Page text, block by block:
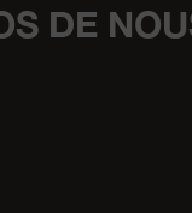
DE